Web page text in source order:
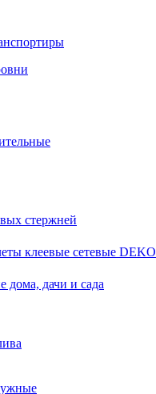
стержней
клеевые сетевые DEKO
дома, дачи и сада